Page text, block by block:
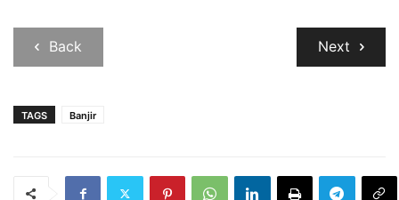
Back Next
TAGS Banjir